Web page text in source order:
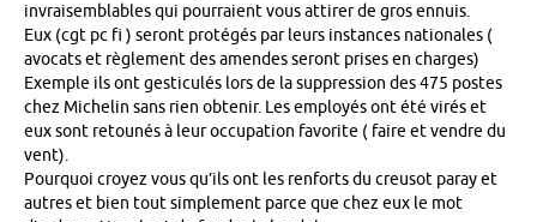
invraisemblables qui pourraient vous attirer de gros ennuis.
Eux (cgt pc fi ) seront protégés par leurs instances nationales (
avocats et règlement des amendes seront prises en charges)
Exemple ils ont gesticulés lors de la suppression des 475 postes
chez Michelin sans rien obtenir. Les employés ont été virés et
eux sont retounés à leur occupation favorite ( faire et vendre du
vent).
Pourquoi croyez vous qu’ils ont les renforts du creusot paray et
autres et bien tout simplement parce que chez eux le mot